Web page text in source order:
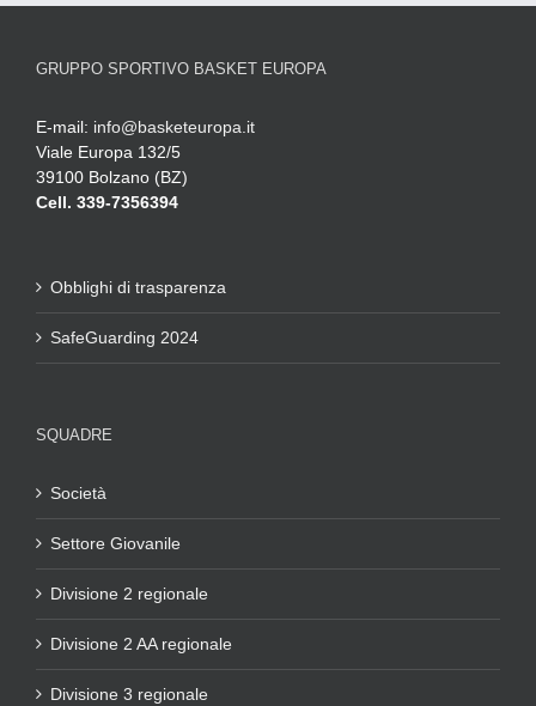
GRUPPO SPORTIVO BASKET EUROPA
E-mail: info@basketeuropa.it
Viale Europa 132/5
39100 Bolzano (BZ)
Cell. 339-7356394
Obblighi di trasparenza
SafeGuarding 2024
SQUADRE
Società
Settore Giovanile
Divisione 2 regionale
Divisione 2 AA regionale
Divisione 3 regionale